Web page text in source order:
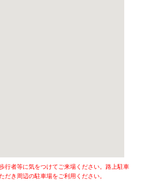
行者等に気をつけてご来場ください。路上駐車
だき周辺の駐車場をご利用ください。